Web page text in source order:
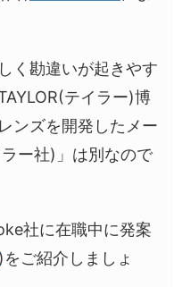
く勘違いが起きやす
テイラー)博
ンズを開発したメー
ー社)」は別なので
社に在職中に発案
)をご紹介しましょ